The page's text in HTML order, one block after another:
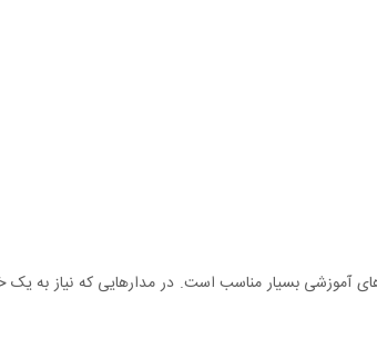
آموزشی بسیار مناسب است. در مدارهایی که نیاز به